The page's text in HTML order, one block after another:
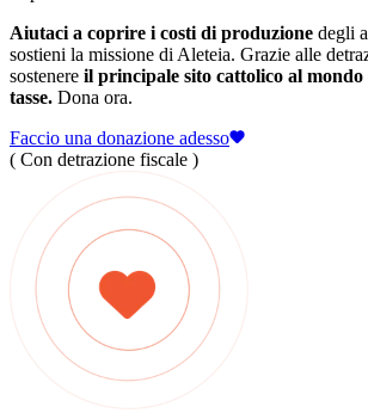
Aiutaci a coprire i costi di produzione degli
sostieni la missione di Aleteia. Grazie alle
sostenere il principale sito cattolico al
tasse. Dona ora.
Faccio una donazione adesso
( Con detrazione fiscale )